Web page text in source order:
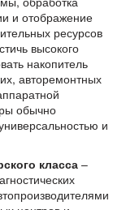
и отображение
ресурсов
высокого
накопитель
авторемонтных
обычно
и
класса –